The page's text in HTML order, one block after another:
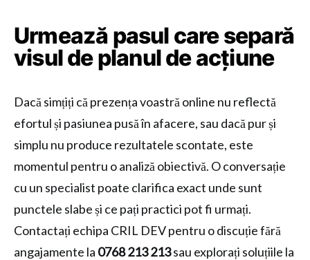
Urmează pasul care separă
visul de planul de acțiune
Dacă simțiți că prezența voastră online nu reflectă
efortul și pasiunea pusă în afacere, sau dacă pur și
simplu nu produce rezultatele scontate, este
momentul pentru o analiză obiectivă. O conversație
cu un specialist poate clarifica exact unde sunt
punctele slabe și ce pați practici pot fi urmați.
Contactați echipa CRIL DEV pentru o discuție fără
angajamente la 0768 213 213sau explorați soluțiile la